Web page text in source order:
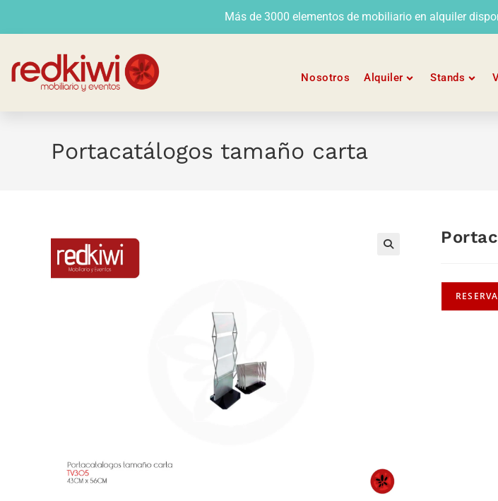
Más de 3000 elementos de mobiliario en alquiler
Nosotros Alquiler Stands
Portacatálogos tamaño carta
RESERVA